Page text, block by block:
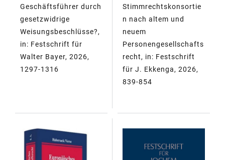
Geschäftsführer durch
gesetzwidrige
Weisungsbeschlüsse?,
in: Festschrift für
Walter Bayer, 2026,
1297-1316
Stimmrechtskonsortie
n nach altem und
neuem
Personengesellschafts
recht, in: Festschrift
für J. Ekkenga, 2026,
839-854